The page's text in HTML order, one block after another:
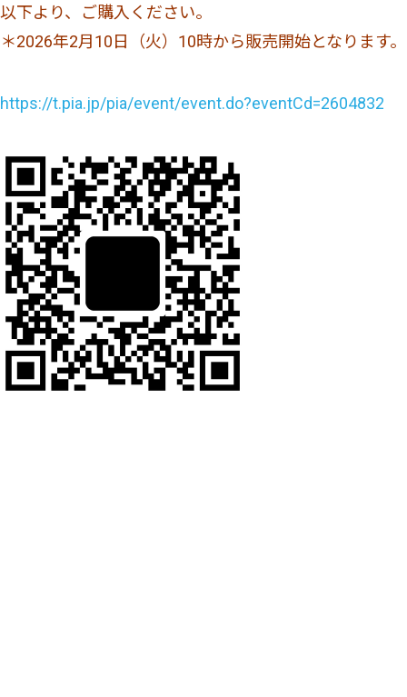
以下より、ご購入ください。
＊2026年2月10日（火）10時から販売開始となります。
https://t.pia.jp/pia/event/event.do?eventCd=2604832